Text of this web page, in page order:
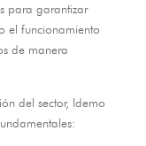
para garantizar
el funcionamiento
de manera
del sector, Idemo
: